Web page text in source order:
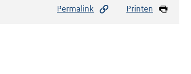
Permalink Printen